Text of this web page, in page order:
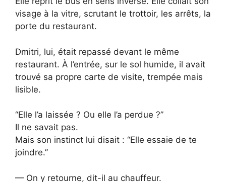
visage à la vitre, scrutant le trottoir, les arrêts, la
porte du restaurant.
Dmitri, lui, était repassé devant le même
restaurant. À l’entrée, sur le sol humide, il avait
trouvé sa propre carte de visite, trempée mais
lisible.
“Elle l’a laissée ? Ou elle l’a perdue ?”
Il ne savait pas.
Mais son instinct lui disait : “Elle essaie de te
joindre.”
— On y retourne, dit-il au chauffeur.